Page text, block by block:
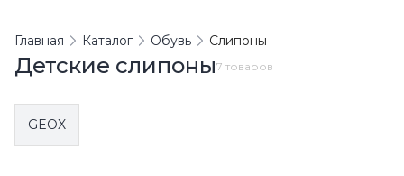
Главная Каталог Обувь Слипоны
Детские слипоны7 товаров
GEOX